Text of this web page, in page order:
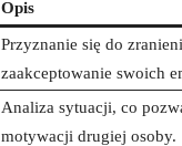
Opis
Przyznanie się do
zaakceptowanie swoich
Analiza sytuacji, co
motywacji drugiej osoby.